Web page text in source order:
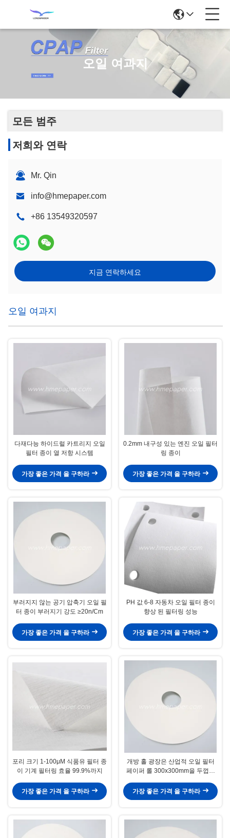
오일 여과지
모든 범주
저희와 연락
Mr. Qin
info@hmepaper.com
+86 13549320597
지금 연락하세요
오일 여과지
다재다능 하이드럴 카트리지 오일
필터 종이 열 저항 시스템
가장 좋은 가격 을 구하라
0.2mm 내구성 있는 엔진 오일 필터
링 종이
가장 좋은 가격 을 구하라
부러지지 않는 공기 압축기 오일 필
터 종이 부러지기 강도 ≥20n/Cm
가장 좋은 가격 을 구하라
PH 값 6-8 자동차 오일 필터 종이
향상 된 필터링 성능
가장 좋은 가격 을 구하라
포리 크기 1-100μM 식품유 필터 종
이 기계 필터링 효율 99.9%까지
가장 좋은 가격 을 구하라
개방 홀 광장은 산업적 오일 필터
페이퍼 롤 300x300mm을 두껍게
가장 좋은 가격 을 구하라